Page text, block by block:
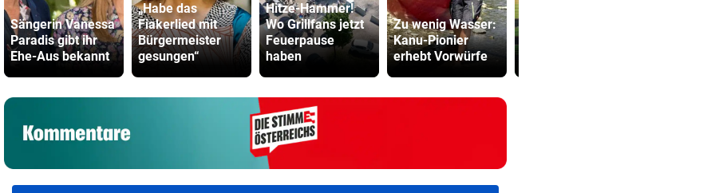
Sängerin Vanessa
Paradis gibt ihr
Ehe-Aus bekannt
„Habe das
Fiakerlied mit
Bürgermeister
gesungen“
Hitze-Hammer!
Wo Grillfans jetzt
Feuerpause
haben
Zu wenig Wasser:
Kanu-Pionier
erhebt Vorwürfe